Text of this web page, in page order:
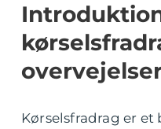
Kørselsfradrag er